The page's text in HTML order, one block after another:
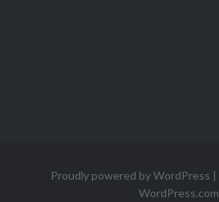
Proudly powered by WordPress |
WordPress.com